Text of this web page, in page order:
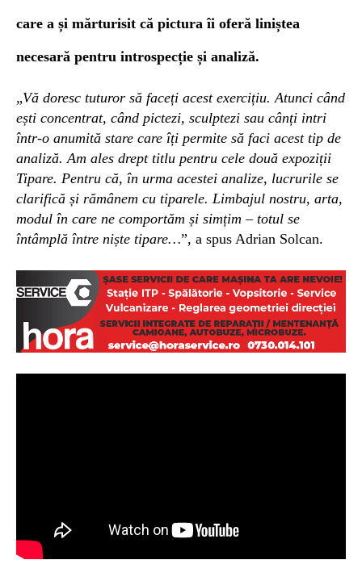
care a și mărturisit că pictura îi oferă liniștea
necesară pentru introspecție și analiză.
„Vă doresc tuturor să faceți acest exercițiu. Atunci când
ești concentrat, când pictezi, sculptezi sau cânți intri
într-o anumită stare care îți permite să faci acest tip de
analiză. Am ales drept titlu pentru cele două expoziții
Tipare. Pentru că, în urma acestei analize, lucrurile se
clarifică și rămânem cu tiparele. Limbajul nostru, arta,
modul în care ne comportăm și simțim – totul se
întâmplă între niște tipare…”, a spus Adrian Solcan.